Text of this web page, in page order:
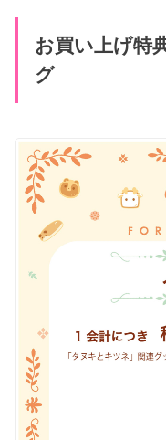
お買い上げ特
グ